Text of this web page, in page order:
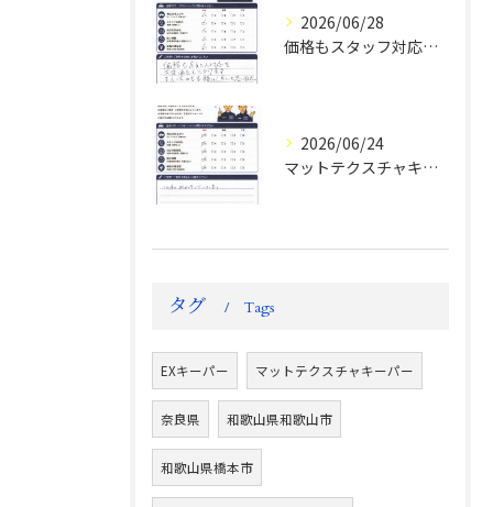
2026/06/28
価格もスタッフ対応も大変満足！ランドクルーザーFJお客様の声
2026/06/24
マットテクスチャキーパー施工後のお客様の声
タグ Tags
EXキーパー マットテクスチャキーパー
奈良県 和歌山県和歌山市
和歌山県橋本市